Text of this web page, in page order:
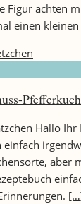
Figur achten
einen
Hallo Ihr
aber